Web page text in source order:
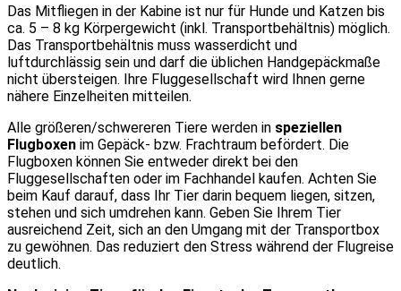
Das Mitfliegen in der Kabine ist nur für Hunde und Katzen bis
ca. 5 – 8 kg Körpergewicht (inkl. Transportbehältnis) möglich.
Das Transportbehältnis muss wasserdicht und
luftdurchlässig sein und darf die üblichen Handgepäckmaße
nicht übersteigen. Ihre Fluggesellschaft wird Ihnen gerne
nähere Einzelheiten mitteilen.
Alle größeren/schwereren Tiere werden in speziellen
Flugboxen im Gepäck- bzw. Frachtraum befördert. Die
Flugboxen können Sie entweder direkt bei den
Fluggesellschaften oder im Fachhandel kaufen. Achten Sie
beim Kauf darauf, dass Ihr Tier darin bequem liegen, sitzen,
stehen und sich umdrehen kann. Geben Sie Ihrem Tier
ausreichend Zeit, sich an den Umgang mit der Transportbox
zu gewöhnen. Das reduziert den Stress während der Flugreise
deutlich.